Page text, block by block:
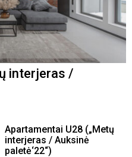
interjeras /
Apartamentai U28 („Metų
interjeras / Auksinė
paletė‘22“)